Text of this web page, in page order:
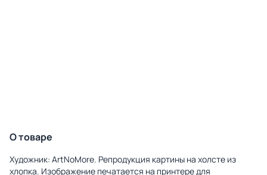
О товаре
Художник: ArtNoMore. Репродукция картины на холсте из
хлопка. Изображение печатается на принтере для